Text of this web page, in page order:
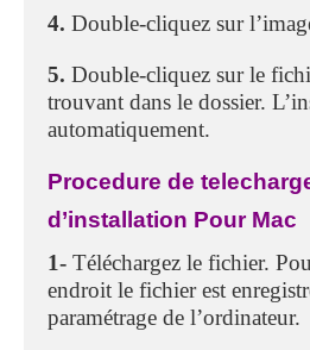
4. Double-cliquez sur
5. Double-cliquez sur le
trouvant dans le dossier.
automatiquement.
Procedure de
d’installation Pour Mac
1- Téléchargez le fichier.
endroit le fichier est
paramétrage de l’ordinateur.